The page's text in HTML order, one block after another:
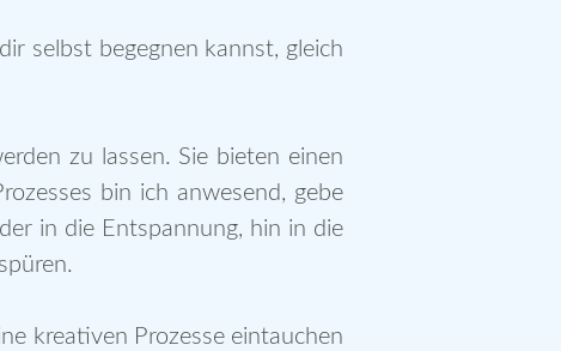
selbst begegnen kannst, gleich
zu lassen. Sie bieten einen
bin ich anwesend, gebe
in die Entspannung, hin in die
kreativen Prozesse eintauchen